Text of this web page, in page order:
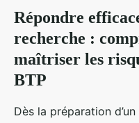
Répondre
recherche :
maîtriser les
BTP
Dès la préparation